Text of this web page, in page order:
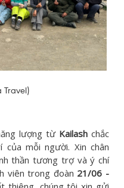
Travel)
lượng từ Kailash chắc
mỗi người. Xin chân
thần tương trợ và ý chí
viên trong đoàn 21/06 -